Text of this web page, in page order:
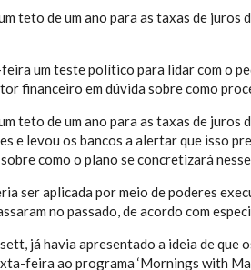
teto de um ano para ‌as taxas de
um teste político para lidar com o
financeiro em dúvida sobre como
teto de um ano para ‌as taxas de
e levou os bancos ‌a alertar que isso
como o plano se concretizará
ser aplicada por meio de poderes
no passado, de acordo com
já havia apresentado a ideia de
feira ao programa ‘Mornings with